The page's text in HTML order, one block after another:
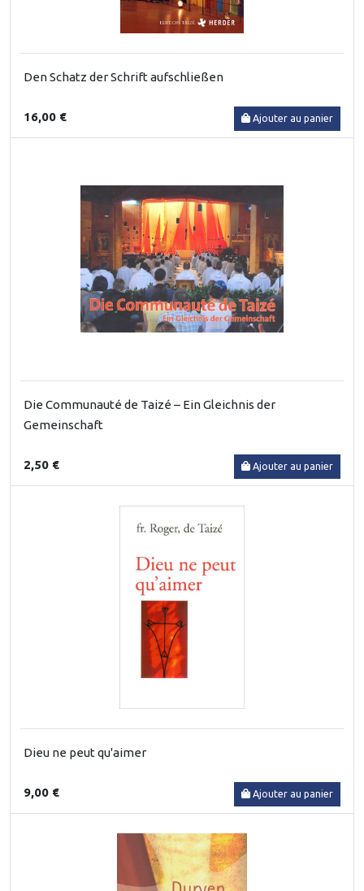
Den Schatz der Schrift aufschließen
16,00 € Ajouter au panier
Die Communauté de Taizé – Ein Gleichnis der
Gemeinschaft
2,50 € Ajouter au panier
Dieu ne peut qu'aimer
9,00 € Ajouter au panier